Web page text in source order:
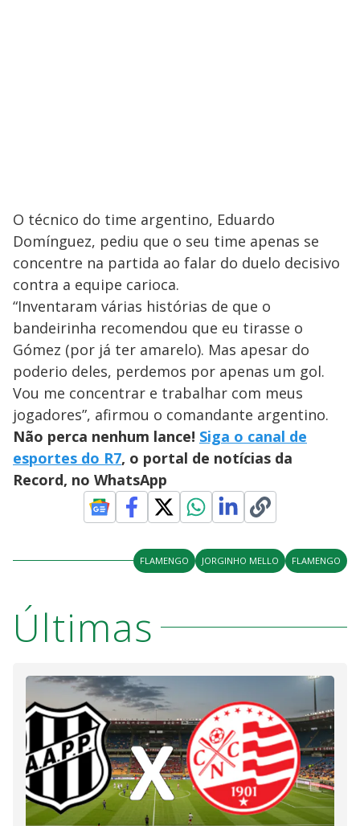
O técnico do time argentino, Eduardo
Domínguez, pediu que o seu time apenas se
concentre na partida ao falar do duelo decisivo
contra a equipe carioca.
“Inventaram várias histórias de que o
bandeirinha recomendou que eu tirasse o
Gómez (por já ter amarelo). Mas apesar do
poderio deles, perdemos por apenas um gol.
Vou me concentrar e trabalhar com meus
jogadores”, afirmou o comandante argentino.
Não perca nenhum lance! Siga o canal de
esportes do R7, o portal de notícias da
Record, no WhatsApp
FLAMENGO JORGINHO MELLO FLAMENGO
Últimas